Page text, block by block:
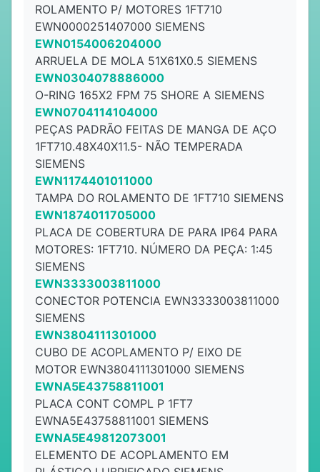
ROLAMENTO P/ MOTORES 1FT710
EWN0000251407000 SIEMENS
EWN0154006204000
ARRUELA DE MOLA 51X61X0.5 SIEMENS
EWN0304078886000
O-RING 165X2 FPM 75 SHORE A SIEMENS
EWN0704114104000
PEÇAS PADRÃO FEITAS DE MANGA DE AÇO
1FT710.48X40X11.5- NÃO TEMPERADA
SIEMENS
EWN1174401011000
TAMPA DO ROLAMENTO DE 1FT710 SIEMENS
EWN1874011705000
PLACA DE COBERTURA DE PARA IP64 PARA
MOTORES: 1FT710. NÚMERO DA PEÇA: 1:45
SIEMENS
EWN3333003811000
CONECTOR POTENCIA EWN3333003811000
SIEMENS
EWN3804111301000
CUBO DE ACOPLAMENTO P/ EIXO DE
MOTOR EWN3804111301000 SIEMENS
EWNA5E43758811001
PLACA CONT COMPL P 1FT7
EWNA5E43758811001 SIEMENS
EWNA5E49812073001
ELEMENTO DE ACOPLAMENTO EM